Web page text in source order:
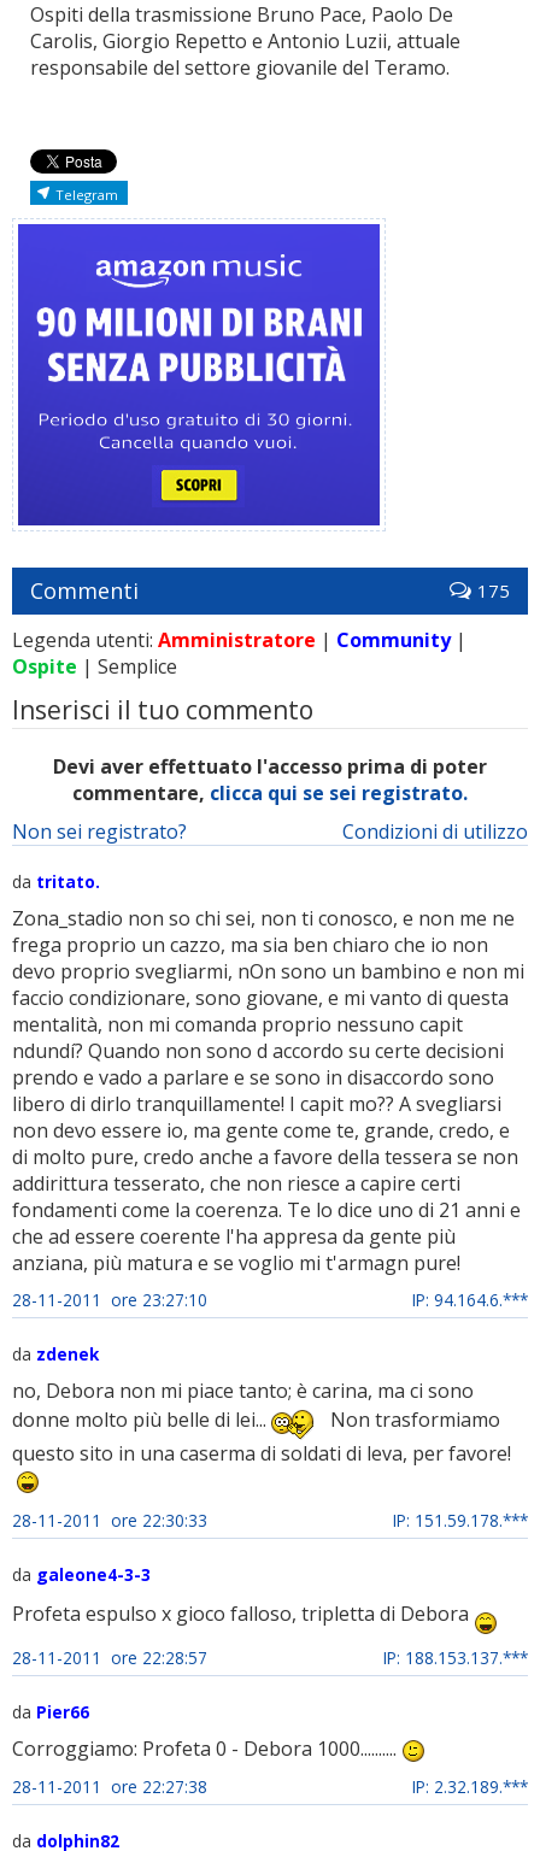
Ospiti della trasmissione Bruno Pace, Paolo De
Carolis, Giorgio Repetto e Antonio Luzii, attuale
responsabile del settore giovanile del Teramo.
Telegram
Commenti 175
Legenda utenti: Amministratore | Community|
Ospite | Semplice
Inserisci il tuo commento
Devi aver effettuato l'accesso prima di poter
commentare, clicca qui se sei registrato.
Condizioni di utilizzo
Non sei registrato?
da tritato.
Zona_stadio non so chi sei, non ti conosco, e non me ne
frega proprio un cazzo, ma sia ben chiaro che io non
devo proprio svegliarmi, nOn sono un bambino e non mi
faccio condizionare, sono giovane, e mi vanto di questa
mentalità, non mi comanda proprio nessuno capit
ndundí? Quando non sono d accordo su certe decisioni
prendo e vado a parlare e se sono in disaccordo sono
libero di dirlo tranquillamente! I capit mo?? A svegliarsi
non devo essere io, ma gente come te, grande, credo, e
di molto pure, credo anche a favore della tessera se non
addirittura tesserato, che non riesce a capire certi
fondamenti come la coerenza. Te lo dice uno di 21 anni e
che ad essere coerente l'ha appresa da gente più
anziana, più matura e se voglio mi t'armagn pure!
28-11-2011 ore 23:27:10 IP: 94.164.6.***
da zdenek
no, Debora non mi piace tanto; è carina, ma ci sono
donne molto più belle di lei...
Non trasformiamo
questo sito in una caserma di soldati di leva, per favore!
28-11-2011 ore 22:30:33 IP: 151.59.178.***
da galeone4-3-3
Profeta espulso x gioco falloso, tripletta di Debora
28-11-2011 ore 22:28:57 IP: 188.153.137.***
da Pier66
Corroggiamo: Profeta 0 - Debora 1000..........
28-11-2011 ore 22:27:38 IP: 2.32.189.***
da dolphin82